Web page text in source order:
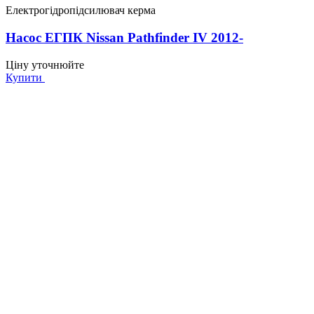
Електрогідропідсилювач керма
Насос ЕГПК Nissan Pathfinder IV 2012-
Ціну уточнюйте
Купити